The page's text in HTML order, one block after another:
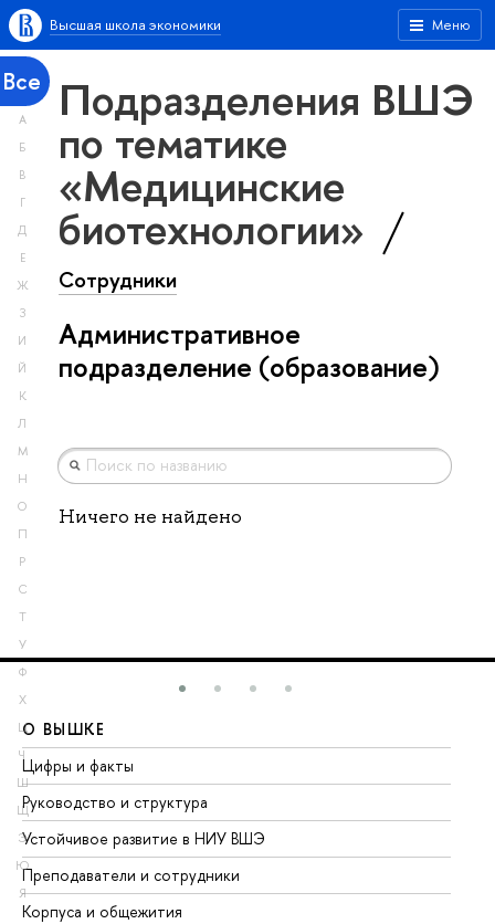
Меню
Высшая школа экономики
Все
А
Б
В
Г
Д
Е
Ж
З
И
Й
К
Л
М
Н
О
П
Р
С
Т
У
Ф
Х
Ц
Ч
Ш
Щ
Э
Ю
Я
Подразделения ВШЭ
по тематике
«Медицинские
биотехнологии»
Сотрудники
Административное
подразделение (образование)
Ничего не найдено
О ВЫШКЕ
Цифры и факты
Руководство и структура
Устойчивое развитие в НИУ ВШЭ
Преподаватели и сотрудники
Корпуса и общежития